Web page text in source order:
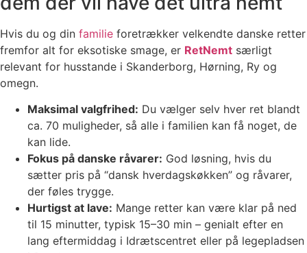
Hvis du og din familie foretrækker velkendte danske retter
fremfor alt for eksotiske smage, er RetNemt særligt
relevant for husstande i Skanderborg, Hørning, Ry og
omegn.
Maksimal valgfrihed: Du vælger selv hver ret blandt
ca. 70 muligheder, så alle i familien kan få noget, de
kan lide.
Fokus på danske råvarer: God løsning, hvis du
sætter pris på “dansk hverdagskøkken” og råvarer,
der føles trygge.
Hurtigst at lave: Mange retter kan være klar på ned
til 15 minutter, typisk 15–30 min – genialt efter en
lang eftermiddag i Idrætscentret eller på legepladsen